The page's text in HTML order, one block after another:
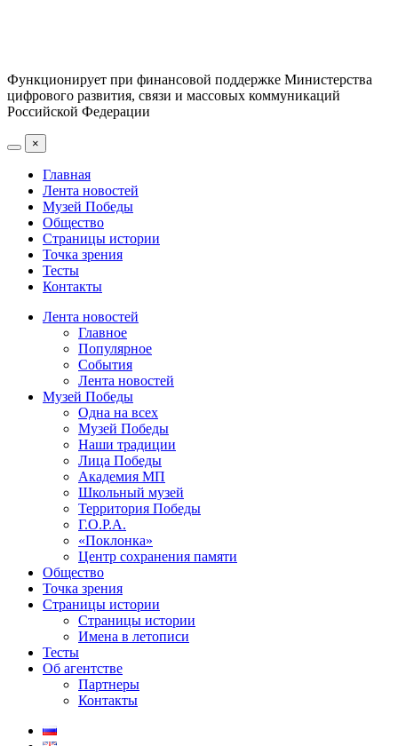
Функционирует при финансовой поддержке Министерства
цифрового развития, связи и массовых коммуникаций
Российской Федерации
×
Главная
Лента новостей
Музей Победы
Общество
Страницы истории
Точка зрения
Тесты
Контакты
Лента новостей
Главное
Популярное
События
Лента новостей
Музей Победы
Одна на всех
Музей Победы
Наши традиции
Лица Победы
Академия МП
Школьный музей
Территория Победы
Г.О.Р.А.
«Поклонка»
Центр сохранения памяти
Общество
Точка зрения
Страницы истории
Страницы истории
Имена в летописи
Тесты
Об агентстве
Партнеры
Контакты